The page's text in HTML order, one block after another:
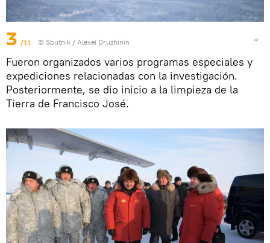
3 /11 © Sputnik / Alexei Druzhinin
Fueron organizados varios programas especiales y
expediciones relacionadas con la investigación.
Posteriormente, se dio inicio a la limpieza de la
Tierra de Francisco José.